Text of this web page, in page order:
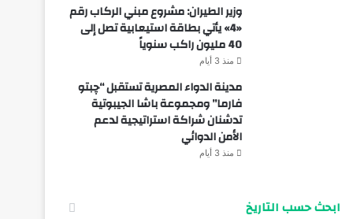
وزير الطيران: مشروع مبني الركاب رقم
«4» يأتي بطاقة استيعابية تصل إلى
40 مليون راكب سنوياً
منذ 3 أيام
مدينة الدواء المصرية تستقبل “چبتو
فارما” ومجموعة باشا الجيبوتية
تدشنان شراكة استراتيجية لدعم
الأمن الدوائي
منذ 3 أيام
ابحث حسب التاريخ